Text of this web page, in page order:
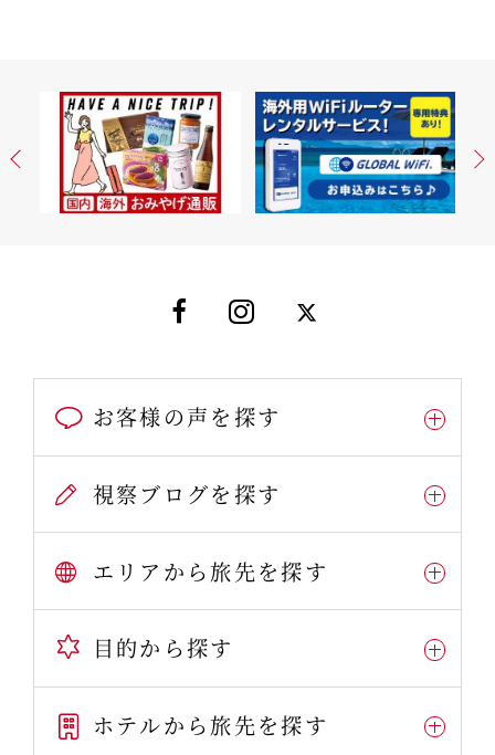
お客様の声を探す
視察ブログを探す
エリアから旅先を探す
目的から探す
ホテルから旅先を探す